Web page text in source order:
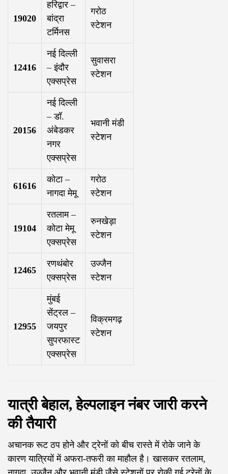
19020
हरिद्वार –
बांद्रा
टर्मिनस
गरोठ
स्टेशन
12416
नई दिल्ली
– इंदौर
एक्सप्रेस
सुवासरा
स्टेशन
20156
नई दिल्ली
– डॉ.
अंबेडकर
नगर
एक्सप्रेस
भवानी मंडी
स्टेशन
61616
कोटा –
नागदा मेमू
गरोठ
स्टेशन
19104
रतलाम –
कोटा मेमू
एक्सप्रेस
रुनखेड़ा
स्टेशन
12465
रणथंबोर
एक्सप्रेस
उज्जैन
स्टेशन
12955
मुंबई
सेंट्रल –
जयपुर
सुपरफास्ट
एक्सप्रेस
विक्रमगढ़
स्टेशन
यात्री बेहाल, हेल्पलाइन नंबर जारी करने
की तैयारी
अचानक रूट ठप होने और ट्रेनों को बीच रास्ते में रोके जाने के
कारण यात्रियों में अफरा-तफरी का माहौल है। खासकर रतलाम,